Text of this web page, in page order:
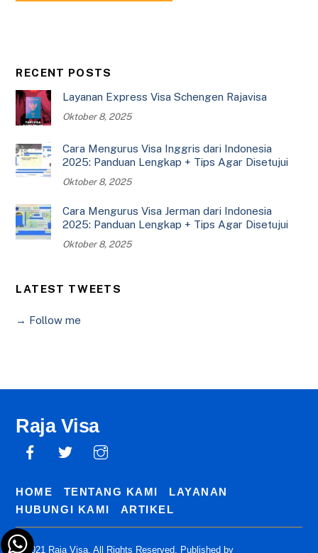
RECENT POSTS
Layanan Express Visa Schengen Rajavisa
Oktober 8, 2025
Cara Mengurus Visa Inggris dari Indonesia
2025: Panduan Lengkap + Tips Agar Disetujui
Oktober 8, 2025
Cara Mengurus Visa Jerman dari Indonesia
2025: Panduan Lengkap + Tips Agar Disetujui
Oktober 8, 2025
LATEST TWEETS
→ Follow me
Raja Visa
HOME TENTANG KAMI
LAYANAN
HUBUNGI KAMI
ARTIKEL
© 2021 Raja Visa. All Rights Reserved. Published by